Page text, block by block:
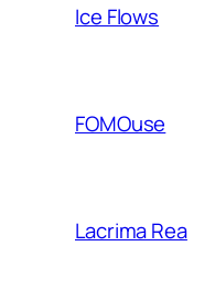
Ice Flows
FOMOuse
Lacrima Rea